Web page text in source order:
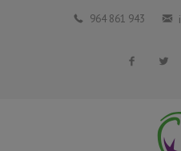
964 861 943